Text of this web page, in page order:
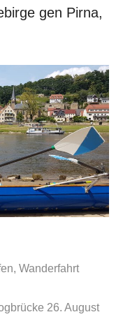
gen Pirna,
, Wanderfahrt
26. August